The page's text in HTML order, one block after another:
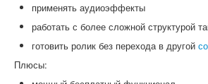
применять аудиоэффекты
работать с более сложной структурой
готовить ролик без перехода в другой
Плюсы: